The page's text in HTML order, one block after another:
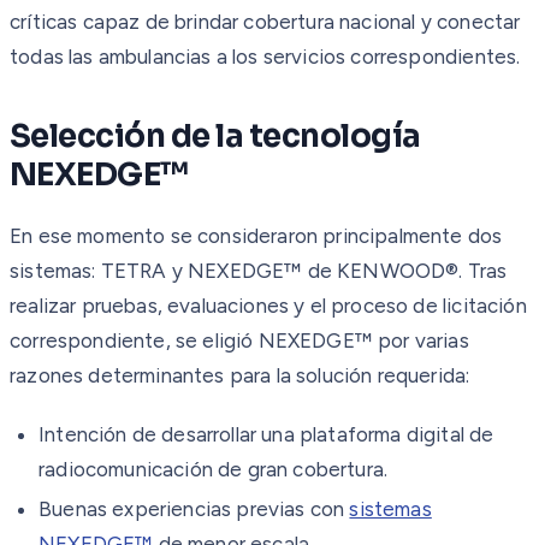
críticas capaz de brindar cobertura nacional y conectar
todas las ambulancias a los servicios correspondientes.
Selección de la tecnología
NEXEDGE™
En ese momento se consideraron principalmente dos
sistemas: TETRA y NEXEDGE™ de KENWOOD®. Tras
realizar pruebas, evaluaciones y el proceso de licitación
correspondiente, se eligió NEXEDGE™ por varias
razones determinantes para la solución requerida:
Intención de desarrollar una plataforma digital de
radiocomunicación de gran cobertura.
Buenas experiencias previas consistemas